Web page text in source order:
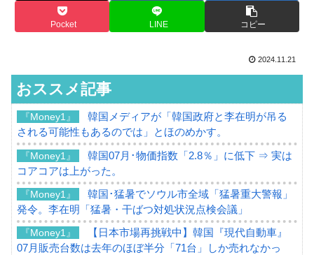
Pocket LINE コピー
2024.11.21
おススメ記事
『Money1』
韓国メディアが「韓国政府と李在明が吊る
される可能性もあるのでは」とほのめかす。
『Money1』
韓国07月･物価指数「2.8％」に低下 ⇒ 実は
コアコアは上がった。
『Money1』
韓国･猛暑でソウル市全域「猛暑重大警報」
発令。李在明「猛暑・干ばつ対処状況点検会議」
『Money1』
【日本市場再挑戦中】韓国『現代自動車』
07月販売台数は去年のほぼ半分「71台」しか売れなかっ